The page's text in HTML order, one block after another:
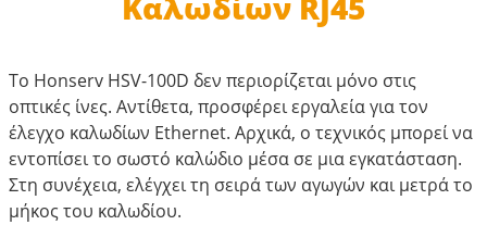
Το Honserv HSV-100D δεν περιορίζεται μόνο στις
οπτικές ίνες. Αντίθετα, προσφέρει εργαλεία για τον
έλεγχο καλωδίων Ethernet. Αρχικά, ο τεχνικός μπορεί να
εντοπίσει το σωστό καλώδιο μέσα σε μια εγκατάσταση.
Στη συνέχεια, ελέγχει τη σειρά των αγωγών και μετρά το
μήκος του καλωδίου.